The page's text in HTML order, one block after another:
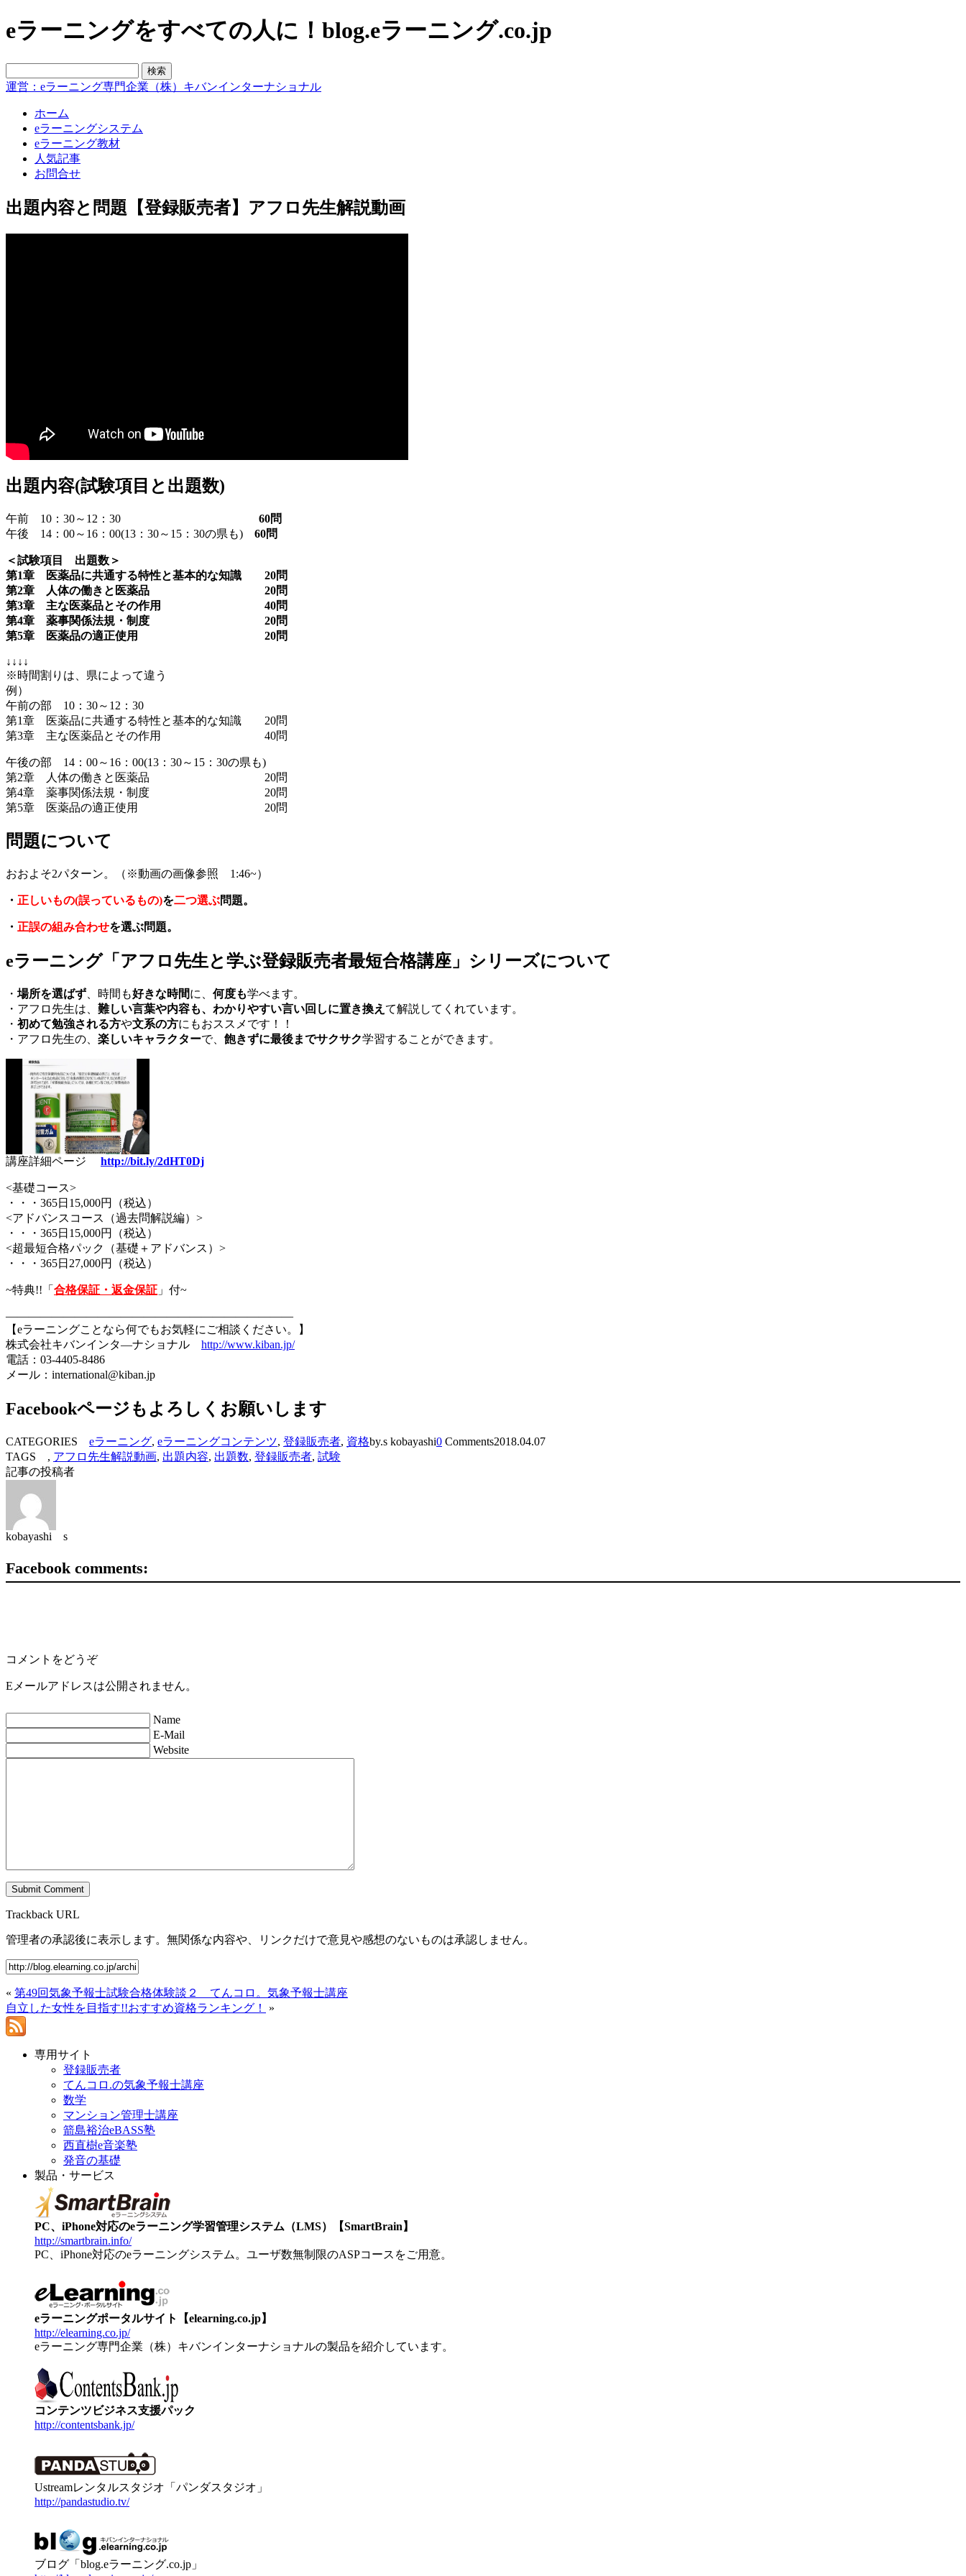
eラーニングをすべての人に！blog.eラーニング.co.jp
運営：eラーニング専門企業（株）キバンインターナショナル
ホーム
eラーニングシステム
eラーニング教材
人気記事
お問合せ
出題内容と問題【登録販売者】アフロ先生解説動画
出題内容(試験項目と出題数)
午前 10：30～12：30 60問
午後 14：00～16：00(13：30～15：30の県も) 60問
＜試験項目 出題数＞
第1章 医薬品に共通する特性と基本的な知識 20問
第2章 人体の働きと医薬品 20問
第3章 主な医薬品とその作用 40問
第4章 薬事関係法規・制度 20問
第5章 医薬品の適正使用 20問
↓↓↓↓
※時間割りは、県によって違う
例）
午前の部 10：30～12：30
第1章 医薬品に共通する特性と基本的な知識 20問
第3章 主な医薬品とその作用 40問
午後の部 14：00～16：00(13：30～15：30の県も)
第2章 人体の働きと医薬品 20問
第4章 薬事関係法規・制度 20問
第5章 医薬品の適正使用 20問
問題について
おおよそ2パターン。（※動画の画像参照 1:46~）
・ 正しいもの(誤っているもの)を二つ選ぶ問題。
・ 正誤の組み合わせを選ぶ問題。
eラーニング「アフロ先生と学ぶ登録販売者最短合格講座」シリーズについて
・ 場所を選ばず 、時間も好きな時間に、 何度も学べます。
・アフロ先生は、 難しい言葉や内容も、わかりやすい言い回しに置き換え て解説してくれています。
・ 初めて勉強される方や文系の方にもおススメです！！
・アフロ先生の、 楽しいキャラクターで、 飽きずに最後までサクサク学習することができます。
講座詳細ページ http://bit.ly/2dHT0Dj
<基礎コース>
・・・365日15,000円（税込）
<アドバンスコース（過去問解説編）>
・・・365日15,000円（税込）
<超最短合格パック（基礎＋アドバンス）>
・・・365日27,000円（税込）
~特典!!「 合格保証・返金保証 」付~
—————————————————————————
【eラーニングことなら何でもお気軽にご相談ください。】
株式会社キバンインタ―ナショナル http://www.kiban.jp/
電話：03-4405-8486
メール：international@kiban.jp
Facebookページもよろしくお願いします
CATEGORIES eラーニング, eラーニングコンテンツ, 登録販売者, 資格by.s kobayashi0 Comments2018.04.07
TAGS , アフロ先生解説動画, 出題内容, 出題数, 登録販売者, 試験
記事の投稿者
kobayashi s
Facebook comments:
コメントをどうぞ
Eメールアドレスは公開されません。
Name
E-Mail
Website
Trackback URL
管理者の承認後に表示します。無関係な内容や、リンクだけで意見や感想のないものは承認しません。
« 第49回気象予報士試験合格体験談２ てんコロ。気象予報士講座
自立した女性を目指す!!おすすめ資格ランキング！
»
専用サイト
登録販売者
てんコロ.の気象予報士講座
数学
マンション管理士講座
箭島裕治eBASS塾
西直樹e音楽塾
発音の基礎
製品・サービス
PC、iPhone対応のeラーニング学習管理システム（LMS）【SmartBrain】
http://smartbrain.info/
PC、iPhone対応のeラーニングシステム。ユーザ数無制限のASPコースをご用意。
eラーニングポータルサイト【elearning.co.jp】
http://elearning.co.jp/
eラーニング専門企業（株）キバンインターナショナルの製品を紹介しています。
コンテンツビジネス支援パック
http://contentsbank.jp/
Ustreamレンタルスタジオ「パンダスタジオ」
http://pandastudio.tv/
ブログ「blog.eラーニング.co.jp」